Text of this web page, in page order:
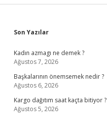
Sidebar
Son Yazılar
Kadın azmagı ne demek ?
Ağustos 7, 2026
Başkalarının önemsemek nedir ?
Ağustos 6, 2026
Kargo dağıtım saat kaçta bitiyor ?
Ağustos 5, 2026